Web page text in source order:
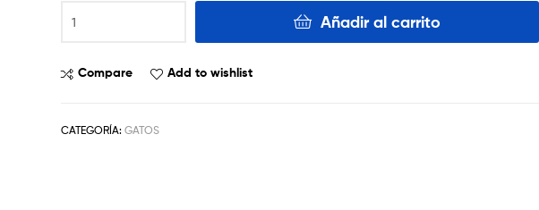
Añadir al carrito
Compare Add to wishlist
CATEGORÍA: GATOS